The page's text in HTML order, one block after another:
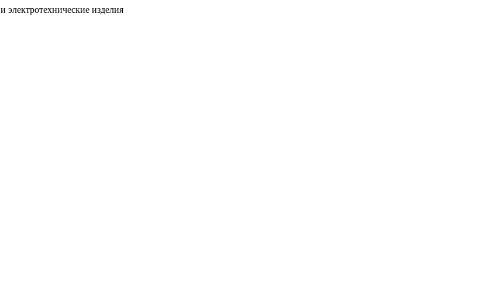
и электротехнические изделия